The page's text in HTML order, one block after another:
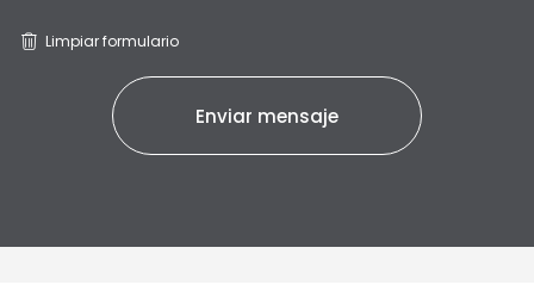
Limpiar formulario